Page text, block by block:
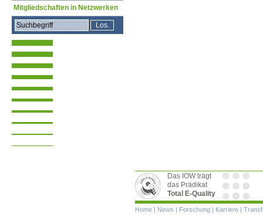
Mitgliedschaften in Netzwerken
Das IOW trägt
das Prädikat
Total E-Quality
Navigation
überspringen
Home | News | Forschung | Karriere |